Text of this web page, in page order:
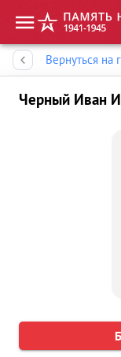
Вернуться на
Черный Иван
Память народа